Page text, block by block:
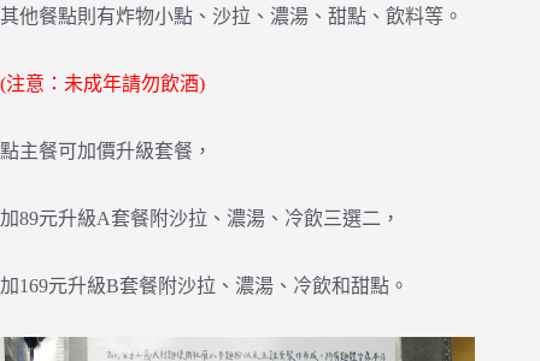
其他餐點則有炸物小點、沙拉、濃湯、甜點、飲料等。
(注意：未成年請勿飲酒)
點主餐可加價升級套餐，
加89元升級A套餐附沙拉、濃湯、冷飲三選二，
加169元升級B套餐附沙拉、濃湯、冷飲和甜點。